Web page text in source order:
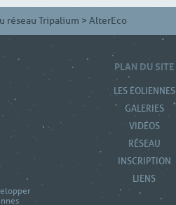
réseau Tripalium > AlterEco
PLAN DU SITE
LES ÉOLIENNES
GALERIES
VIDÉOS
RÉSEAU
INSCRIPTION
LIENS